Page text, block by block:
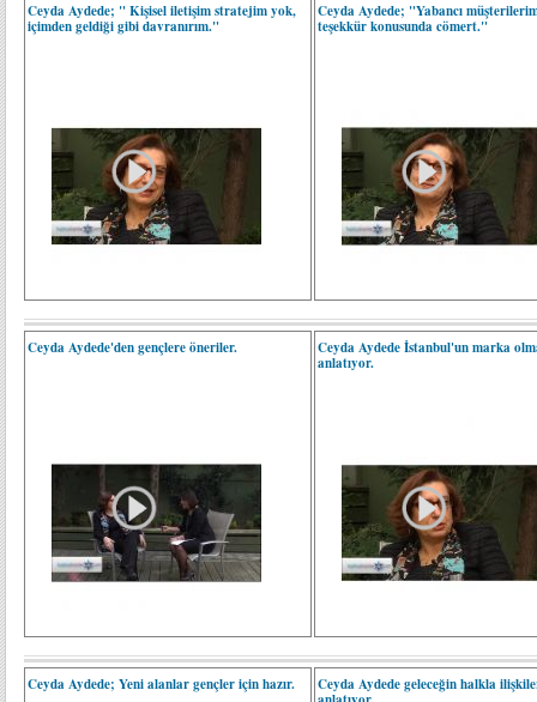
Ceyda Aydede; " Kişisel iletişim stratejim yok,
içimden geldiği gibi davranırım."
Ceyda Aydede; "Yabancı
teşekkür konusunda cömert."
Ceyda Aydede'den gençlere öneriler.
Ceyda Aydede İstanbul'un marka
anlatıyor.
Ceyda Aydede; Yeni alanlar gençler için hazır.
Ceyda Aydede geleceğin halkla